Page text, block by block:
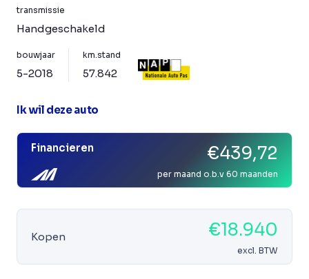
transmissie
Handgeschakeld
bouwjaar
5-2018
km.stand
57.842
Ik wil deze auto
Financieren €439,72
per maand o.b.v 60 maanden
Kopen €18.940
excl. BTW